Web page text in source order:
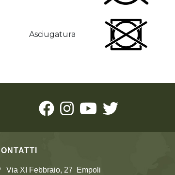
Asciugatura
Via XI Febbraio, 27 Empoli